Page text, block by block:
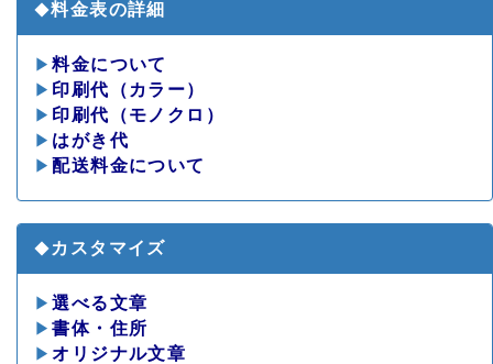
◆料金表の詳細
▶料金について
▶ 印刷代（カラー）
▶ 印刷代（モノクロ）
▶ はがき代
▶配送料金について
◆カスタマイズ
▶選べる文章
▶書体・住所
▶オリジナル文章